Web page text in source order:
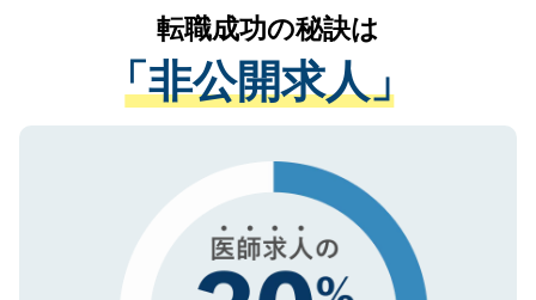
は、個人情報の取り扱いについての厳密な
管理基準を満たした事業者のみに付与され
る、プライバシーマークを取得済みです。
で、機密保持に関してもご安心ください。
かがいして、現在の医療機関の状況や紹介
経験をまじえながら、適切なアドバイスを
させていただきます。すぐにご転職をされ
ない方には、長期的なサポートが可能です
ので、まずはご登録ください。
転職成功の秘訣は
「非公開求人」